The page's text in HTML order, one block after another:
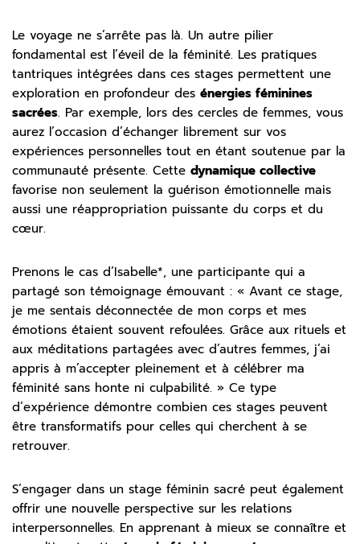
Le voyage ne s’arrête pas là. Un autre pilier
fondamental est l’éveil de la féminité. Les pratiques
tantriques intégrées dans ces stages permettent une
exploration en profondeur des énergies féminines
sacrées. Par exemple, lors des cercles de femmes, vous
aurez l’occasion d’échanger librement sur vos
expériences personnelles tout en étant soutenue par la
communauté présente. Cette dynamique collective
favorise non seulement la guérison émotionnelle mais
aussi une réappropriation puissante du corps et du
cœur.
Prenons le cas d’Isabelle*, une participante qui a
partagé son témoignage émouvant : « Avant ce stage,
je me sentais déconnectée de mon corps et mes
émotions étaient souvent refoulées. Grâce aux rituels et
aux méditations partagées avec d’autres femmes, j’ai
appris à m’accepter pleinement et à célébrer ma
féminité sans honte ni culpabilité. » Ce type
d’expérience démontre combien ces stages peuvent
être transformatifs pour celles qui cherchent à se
retrouver.
S’engager dans un stage féminin sacré peut également
offrir une nouvelle perspective sur les relations
interpersonnelles. En apprenant à mieux se connaître et